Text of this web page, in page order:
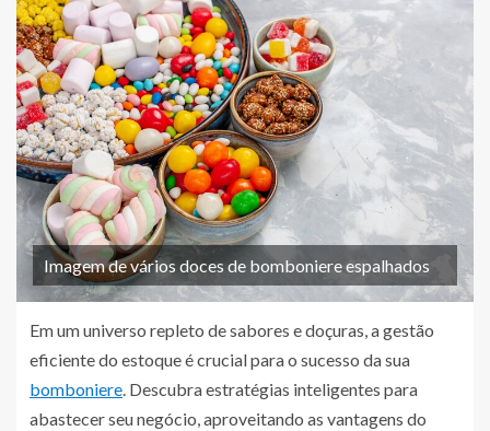
Imagem de vários doces de bomboniere espalhados
Em um universo repleto de sabores e doçuras, a gestão
eficiente do estoque é crucial para o sucesso da sua
bomboniere. Descubra estratégias inteligentes para
abastecer seu negócio, aproveitando as vantagens do